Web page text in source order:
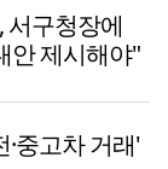
서구청장에
안 제시해야"
·중고차 거래'